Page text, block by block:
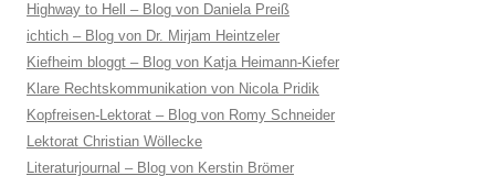
Highway to Hell – Blog von Daniela Preiß
ichtich – Blog von Dr. Mirjam Heintzeler
Kiefheim bloggt – Blog von Katja Heimann-Kiefer
Klare Rechtskommunikation von Nicola Pridik
Kopfreisen-Lektorat – Blog von Romy Schneider
Lektorat Christian Wöllecke
Literaturjournal – Blog von Kerstin Brömer